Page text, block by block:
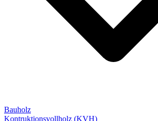
Bauholz
Kontruktionsvollholz (KVH)